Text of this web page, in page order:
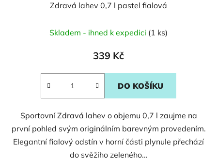
Zdravá lahev 0,7 l pastel fialová
Skladem - ihned k expedici (1 ks)
339 Kč
DO KOŠÍKU
Sportovní Zdravá lahev o objemu 0,7 l zaujme na
první pohled svým originálním barevným provedením.
Elegantní fialový odstín v horní části plynule přechází
do svěžího zeleného...